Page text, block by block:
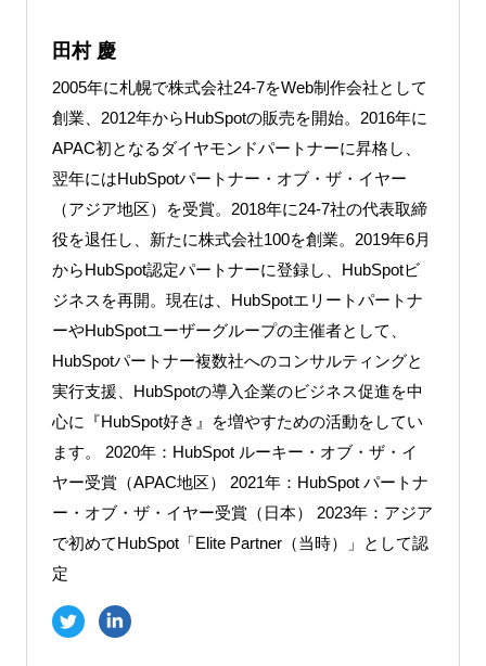
田村 慶
2005年に札幌で株式会社24-7をWeb制作会社として
創業、2012年からHubSpotの販売を開始。2016年に
APAC初となるダイヤモンドパートナーに昇格し、
翌年にはHubSpotパートナー・オブ・ザ・イヤー
（アジア地区）を受賞。2018年に24-7社の代表取締
役を退任し、新たに株式会社100を創業。2019年6月
からHubSpot認定パートナーに登録し、HubSpotビ
ジネスを再開。現在は、HubSpotエリートパートナ
ーやHubSpotユーザーグループの主催者として、
HubSpotパートナー複数社へのコンサルティングと
実行支援、HubSpotの導入企業のビジネス促進を中
心に『HubSpot好き』を増やすための活動をしてい
ます。 2020年：HubSpot ルーキー・オブ・ザ・イ
ヤー受賞（APAC地区） 2021年：HubSpot パートナ
ー・オブ・ザ・イヤー受賞（日本） 2023年：アジア
で初めてHubSpot「Elite Partner（当時）」として認
定